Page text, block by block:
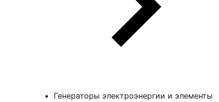
Генераторы электроэнергии и элементы